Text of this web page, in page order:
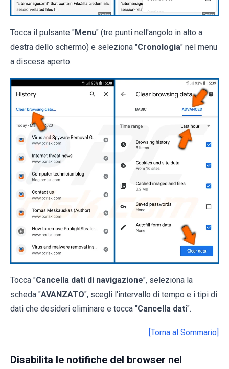
Tocca il pulsante "Menu" (tre punti nell'angolo in alto a
destra dello schermo) e seleziona "Cronologia" nel menu
a discesa aperto.
Tocca "Cancella dati di navigazione", seleziona la
scheda "AVANZATO", scegli l'intervallo di tempo e i tipi di
dati che desideri eliminare e tocca "Cancella dati".
[Torna al Sommario]
Disabilita le notifiche del browser nel